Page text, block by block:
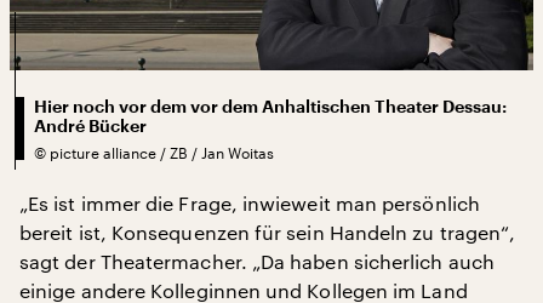
Hier noch vor dem vor dem Anhaltischen Theater Dessau:
André Bücker
© picture alliance / ZB / Jan Woitas
„Es ist immer die Frage, inwieweit man persönlich
bereit ist, Konsequenzen für sein Handeln zu tragen“,
sagt der Theatermacher. „Da haben sicherlich auch
einige andere Kolleginnen und Kollegen im Land